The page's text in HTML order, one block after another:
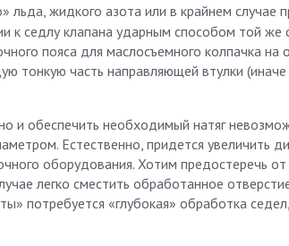
льда, жидкого азота или в крайнем случае
к седлу клапана ударным способом той же
пояса для маслосъемного колпачка на
тонкую часть направляющей втулки (иначе
и обеспечить необходимый натяг
Естественно, придется увеличить
оборудования. Хотим предостеречь от
легко сместить обработанное
потребуется «глубокая» обработка